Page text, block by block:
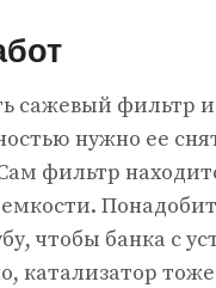
сажевый фильтр
нужно ее
фильтр
чтобы банка с
катализатор